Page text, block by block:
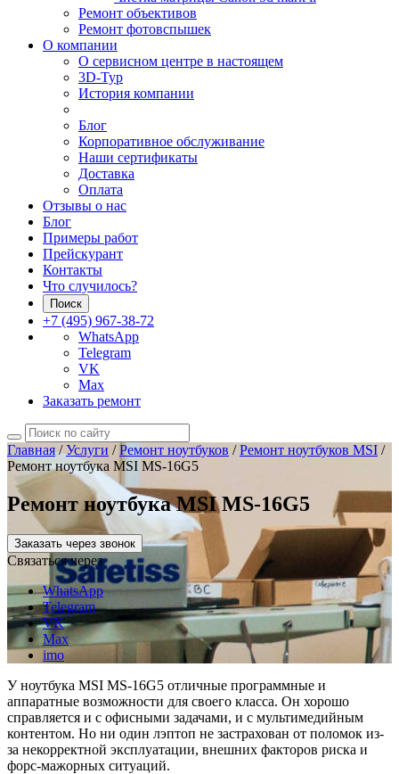
Ремонт объективов
Ремонт фотовспышек
О компании
О сервисном центре в настоящем
3D-Тур
История компании
Блог
Корпоративное обслуживание
Наши сертификаты
Доставка
Оплата
Отзывы о нас
Блог
Примеры работ
Прейскурант
Контакты
Что случилось?
Поиск
+7 (495) 967-38-72
WhatsApp
Telegram
VK
Max
Заказать ремонт
Главная/Услуги /Ремонт ноутбуков /Ремонт ноутбуков MSI /
Ремонт ноутбука MSI MS-16G5
Ремонт ноутбука MSI MS-16G5
Заказать через звонок
Связаться через
WhatsApp
Telegram
VK
Max
imo
У ноутбука MSI MS-16G5 отличные программные и
аппаратные возможности для своего класса. Он хорошо
справляется и с офисными задачами, и с мультимедийным
контентом. Но ни один лэптоп не застрахован от поломок из-
за некорректной эксплуатации, внешних факторов риска и
форс-мажорных ситуаций.